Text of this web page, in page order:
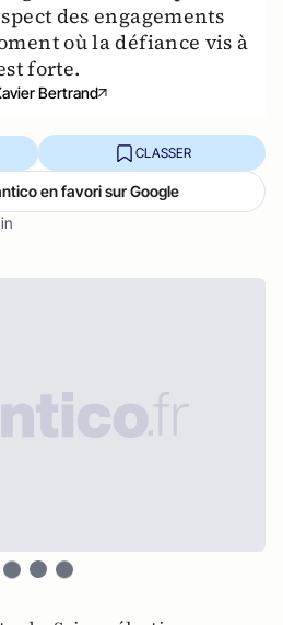
des engagements
où la défiance vis à
forte.
Bertrand
CLASSER
en favori sur Google